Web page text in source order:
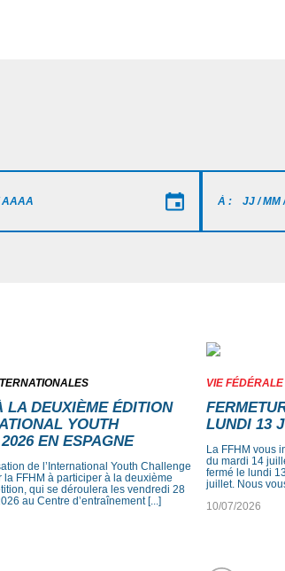
LA DEUXIÈME ÉDITION
YOUTH
EN ESPAGNE
de l’International Youth Challenge
la FFHM à participer à la deuxième
qui se déroulera les vendredi 28
au Centre d’entraînement [...]
VIE FÉDÉRALE
LUNDI 13
La FFHM vous
du mardi 14
fermé le lundi
juillet. Nous
10/07/2026